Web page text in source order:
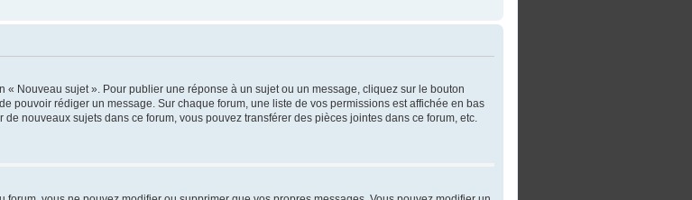
Nouveau sujet ». Pour publier une réponse à un sujet ou un message, cliquez sur le bouton
pouvoir rédiger un message. Sur chaque forum, une liste de vos permissions est affichée en bas
nouveaux sujets dans ce forum, vous pouvez transférer des pièces jointes dans ce forum, etc.